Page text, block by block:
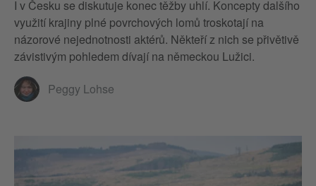
I v Česku se diskutuje konec těžby uhlí. Koncepty dalšího
využití krajiny plné povrchových lomů troskotají na
názorové nejednotnosti aktérů. Někteří z nich se přivětivě
závistivým pohledem dívají na německou Lužici.
Peggy Lohse